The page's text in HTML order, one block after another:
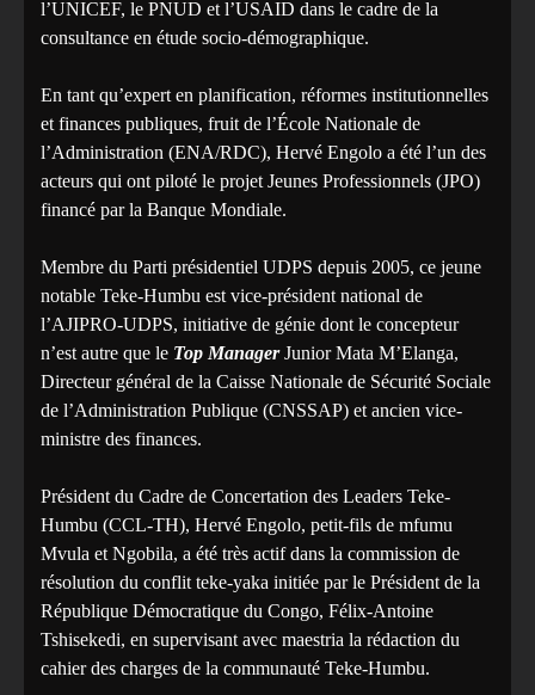
l’UNICEF, le PNUD et l’USAID dans le cadre de la
consultance en étude socio-démographique.
En tant qu’expert en planification, réformes institutionnelles
et finances publiques, fruit de l’École Nationale de
l’Administration (ENA/RDC), Hervé Engolo a été l’un des
acteurs qui ont piloté le projet Jeunes Professionnels (JPO)
financé par la Banque Mondiale.
Membre du Parti présidentiel UDPS depuis 2005, ce jeune
notable Teke-Humbu est vice-président national de
l’AJIPRO-UDPS, initiative de génie dont le concepteur
n’est autre que le Top ManagerJunior Mata M’Elanga,
Directeur général de la Caisse Nationale de Sécurité Sociale
de l’Administration Publique (CNSSAP) et ancien vice-
ministre des finances.
Président du Cadre de Concertation des Leaders Teke-
Humbu (CCL-TH), Hervé Engolo, petit-fils de mfumu
Mvula et Ngobila, a été très actif dans la commission de
résolution du conflit teke-yaka initiée par le Président de la
République Démocratique du Congo, Félix-Antoine
Tshisekedi, en supervisant avec maestria la rédaction du
cahier des charges de la communauté Teke-Humbu.